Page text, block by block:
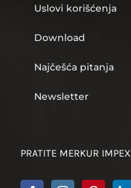
Uslovi korišćenja
Download
Najčešća pitanja
Newsletter
PRATITE MERKUR IMPEX